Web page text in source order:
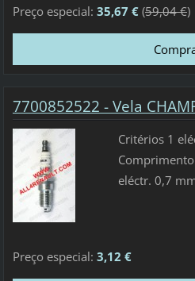
Preço especial: 35,67 €(59,04 €)
7700852522 - Vela
Critérios 1
eléctr. 0,7
Preço especial: 3,12 €